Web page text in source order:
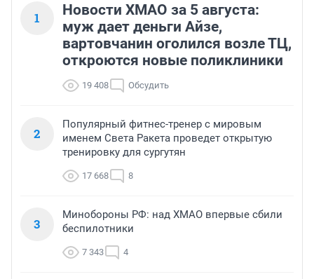
1
Новости ХМАО за 5 августа:
муж дает деньги Айзе,
вартовчанин оголился возле ТЦ,
откроются новые поликлиники
19 408 Обсудить
2
Популярный фитнес-тренер с мировым
именем Света Ракета проведет открытую
тренировку для сургутян
17 668 8
3
Минобороны РФ: над ХМАО впервые сбили
беспилотники
7 343 4